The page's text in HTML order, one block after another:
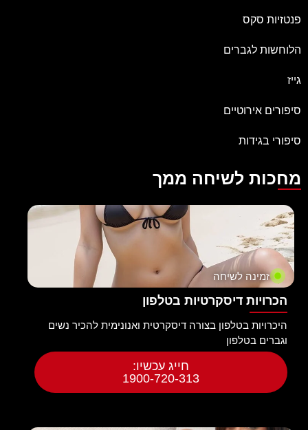
פנטזיות סקס
הלוחשות לגברים
גייז
סיפורים אירוטיים
סיפורי בגידות
מחכות לשיחה ממך
זמינה לשיחה
הכרויות דיסקרטיות בטלפון
היכרויות בטלפון בצורה דיסקרטית ואנונימית להכיר נשים
וגברים בטלפון
חייג עכשיו:
1900-720-313